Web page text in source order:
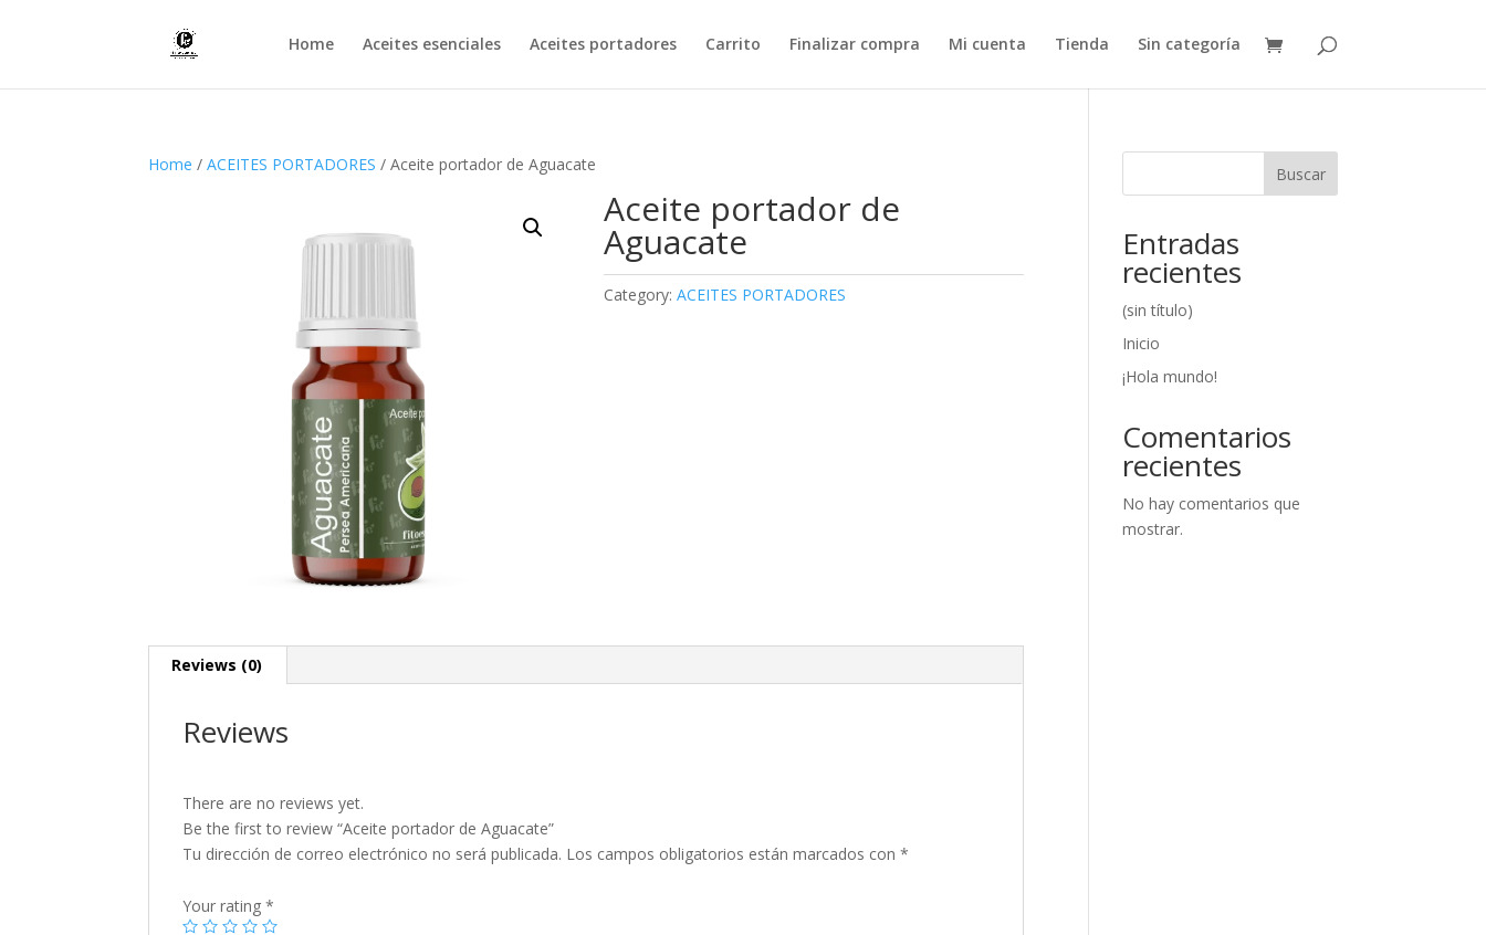
Home Aceites esenciales Aceites portadores Carrito Finalizar compra Mi cuenta Tienda Sin categoría
Home /ACEITES PORTADORES / Aceite portador de Aguacate
Aceite portador de
Aguacate
Category:ACEITES PORTADORES
Reviews (0)
Reviews
There are no reviews yet.
Be the first to review “Aceite portador de Aguacate”
Tu dirección de correo electrónico no será publicada. Los campos obligatorios están marcados con*
Your rating*
Buscar
Entradas
recientes
(sin título)
Inicio
¡Hola mundo!
Comentarios
recientes
No hay comentarios que
mostrar.